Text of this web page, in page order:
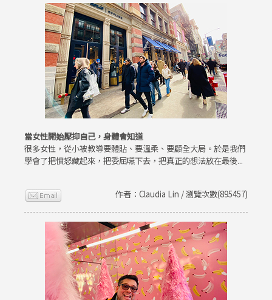
當女性開始壓抑自己，身體會知道
很多女性，從小被教導要體貼、要溫柔、要顧全大局。於是我們
學會了把憤怒藏起來，把委屈嚥下去，把真正的想法放在最後...
作者：Claudia Lin / 瀏覽次數(895457)